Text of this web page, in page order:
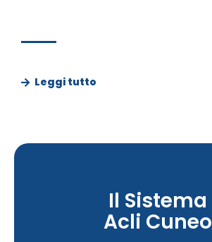
Leggi tutto
Il Sistema
Acli Cuneo